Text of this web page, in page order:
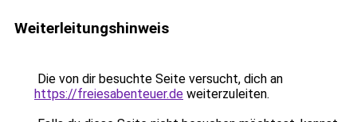
Weiterleitungshinweis
Die von dir besuchte Seite versucht, dich an
https://freiesabenteuer.de weiterzuleiten.